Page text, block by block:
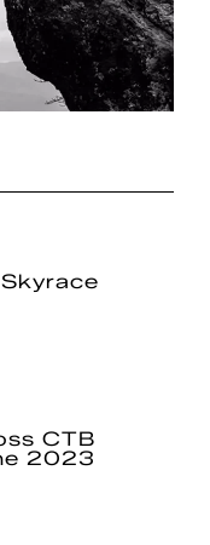
CTB
2023